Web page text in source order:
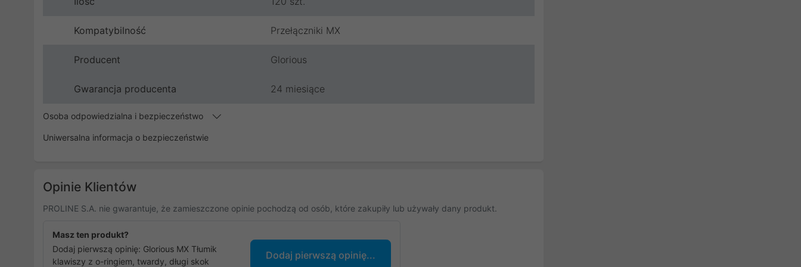
Kompatybilność Przełączniki MX
Producent Glorious
Gwarancja producenta 24 miesiące
Osoba odpowiedzialna i bezpieczeństwo
Uniwersalna informacja o bezpieczeństwie
Opinie Klientów
PROLINE S.A. nie gwarantuje, że zamieszczone opinie pochodzą od osób, które zakupiły lub używały dany produkt.
Masz ten produkt?
Dodaj pierwszą opinię: Glorious MX Tłumik
klawiszy z o-ringiem, twardy, długi skok
Dodaj pierwszą opinię...